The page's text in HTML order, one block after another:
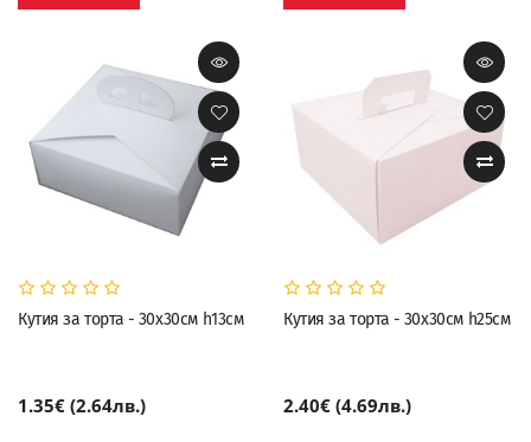
Кутия за торта - 30х30см h13см
1.35€ (2.64лв.)
Кутия за торта - 30х30см h25см
2.40€ (4.69лв.)